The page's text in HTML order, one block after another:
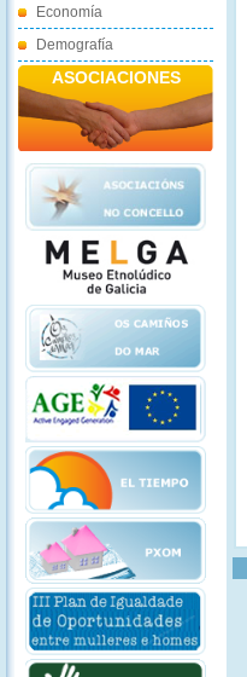
Economía
Demografía
ASOCIACIONES